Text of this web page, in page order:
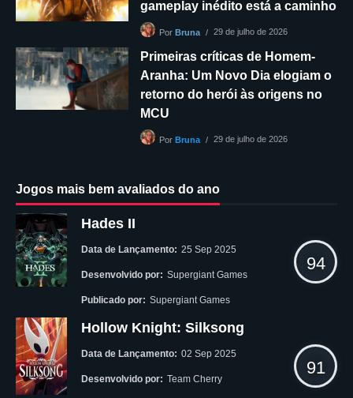
gameplay inédito está a caminho
Por Bruna 29 de julho de 2026
Primeiras críticas de Homem-
Aranha: Um Novo Dia elogiam o
retorno do herói às origens no
MCU
Por Bruna 29 de julho de 2026
Jogos mais bem avaliados do ano
Hades II
Data de Lançamento: 25 Sep 2025
Desenvolvido por: Supergiant Games
Publicado por: Supergiant Games
94
Hollow Knight: Silksong
Data de Lançamento: 02 Sep 2025
Desenvolvido por: Team Cherry
91